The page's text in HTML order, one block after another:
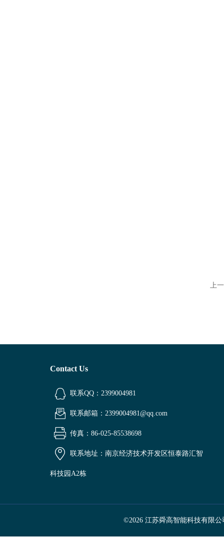
上
Contact Us
联系QQ：2399004981
联系邮箱：2399004981@qq.com
传真：86-025-85538698
联系地址：南京经济技术开发区恒泰路汇智
科技园A2栋
©2026 江苏舜高智能科技有限